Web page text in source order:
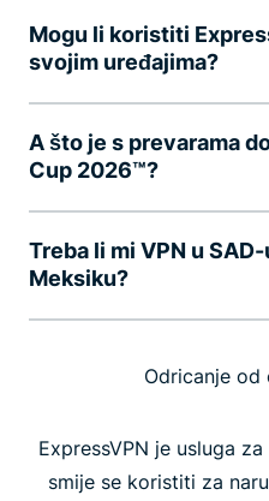
Mogu li koristiti
svojim uređajima?
A što je s prevarama
Cup 2026™?
Treba li mi VPN u SAD-
Meksiku?
Odricanje
ExpressVPN je usluga
smije se koristiti za